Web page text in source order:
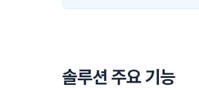
솔루션 주요 기능